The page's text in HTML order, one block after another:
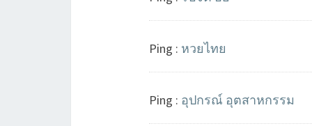
Ping : หวยไทย
Ping : อุปกรณ์ อุตสาหกรรม